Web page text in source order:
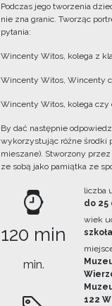
Podczas jego tworzenia
nie zna granic. Tworząc
pytania:
Wincenty Witos, kolega z
Wincenty Witos, Wincenty
Wincenty Witos, kolega czy
By dać następnie
wykorzystując różne środki
mieszane). Stworzony
ze sobą jako pamiątka ze
120 min
min.
liczba
do 25
wiek
122